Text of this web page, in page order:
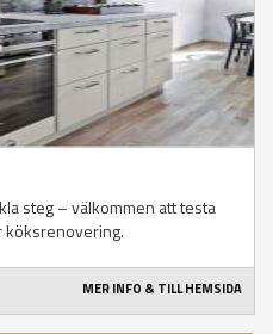
steg – välkommen att testa
köksrenovering.
MER INFO & TILL HEMSIDA